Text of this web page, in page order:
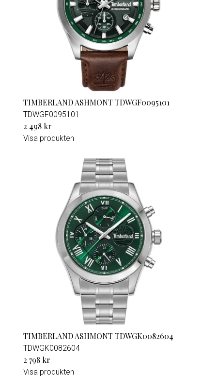
TIMBERLAND ASHMONT TDWGF0095101
TDWGF0095101
2 498 kr
Visa produkten
TIMBERLAND ASHMONT TDWGK0082604
TDWGK0082604
2 798 kr
Visa produkten